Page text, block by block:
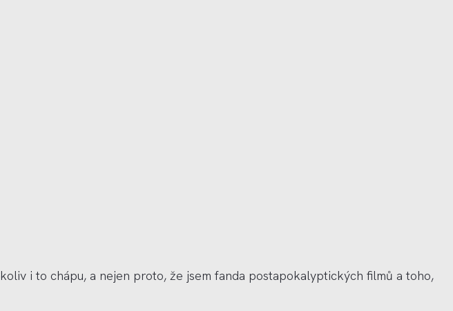
i to chápu, a nejen proto, že jsem fanda postapokalyptických filmů a toho,